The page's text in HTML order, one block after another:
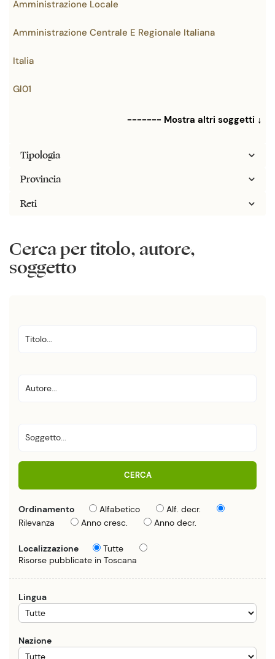
Amministrazione Locale
Amministrazione Centrale E Regionale Italiana
Italia
Gl01
------- Mostra altri soggetti ↓
Tipologia
Provincia
Reti
Cerca per titolo, autore,
soggetto
CERCA
Ordinamento Alfabetico
Alf. decr.
Rilevanza
Anno cresc. Anno decr.
Localizzazione
Tutte
Risorse pubblicate in Toscana
Lingua
Nazione